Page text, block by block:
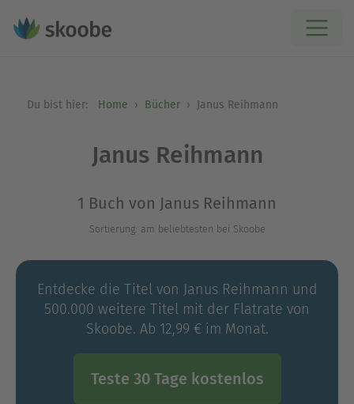
Du bist hier: Home Bücher Janus Reihmann
Janus Reihmann
1 Buch von Janus Reihmann
Sortierung: am beliebtesten bei Skoobe
Entdecke die Titel von Janus Reihmann und
500.000 weitere Titel mit der Flatrate von
Skoobe. Ab 12,99 € im Monat.
Teste 30 Tage kostenlos